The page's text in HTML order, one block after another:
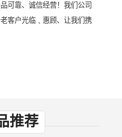
可靠、诚信经营！我们公司
客户光临﹑惠顾、让我们携
推荐